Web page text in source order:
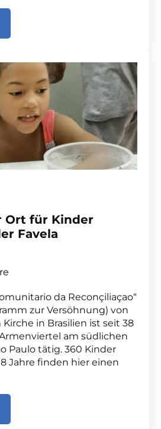
Ort für Kinder
Favela
da Reconçiliaçao“
zur Versöhnung) von
in Brasilien ist seit 38
am südlichen
Paulo tätig. 360 Kinder
Jahre finden hier einen